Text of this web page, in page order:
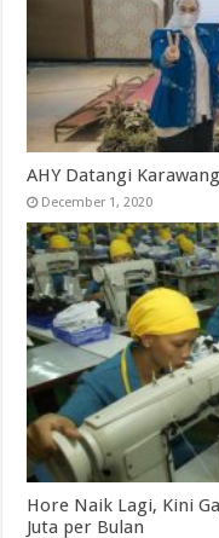
AHY Datangi
December 1, 2020
Hore Naik Lagi, Kini
Juta per Bulan